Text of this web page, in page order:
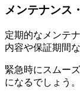
メンテナンス
定期的なメンテ
内容や保証期間
緊急時にスムー
になるでしょう。